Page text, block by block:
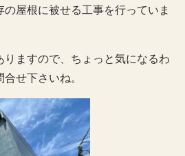
屋根に被せる工事を行っていま
りますので、ちょっと気になるわ
せ下さいね。